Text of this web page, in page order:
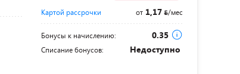
Картой рассрочки от1,17 /мес
Бонусы к начислению: 0.35
Списание бонусов: Недоступно